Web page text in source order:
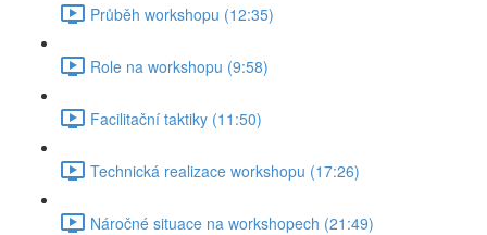
Průběh workshopu (12:35)
Role na workshopu (9:58)
Facilitační taktiky (11:50)
Technická realizace workshopu (17:26)
Náročné situace na workshopech (21:49)